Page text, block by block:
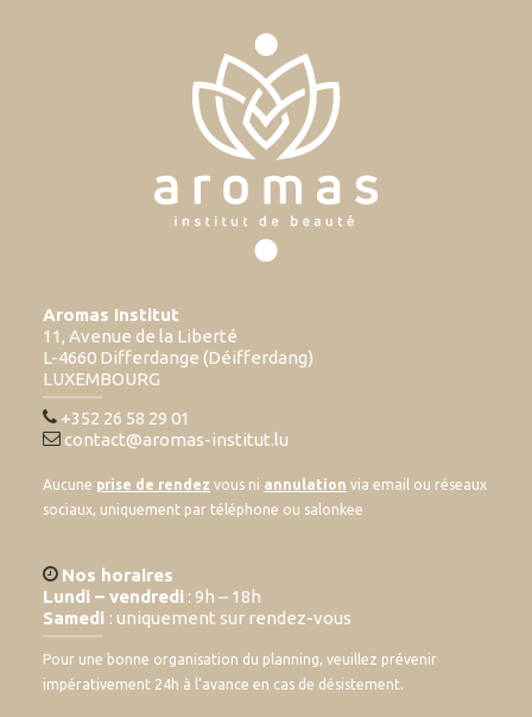
Aromas Institut
11, Avenue de la Liberté
L-4660 Differdange (Déifferdang)
LUXEMBOURG
+352 26 58 29 01
contact@aromas-institut.lu
Aucune prise de rendez vous ni annulation via email ou réseaux
sociaux, uniquement par téléphone ou salonkee
Nos horaires
Lundi – vendredi : 9h – 18h
Samedi : uniquement sur rendez-vous
Pour une bonne organisation du planning, veuillez prévenir
impérativement 24h à l’avance en cas de désistement.